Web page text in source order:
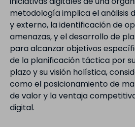
metodología implica el análisis
y externo, la identificación de
amenazas, y el desarrollo de
para alcanzar objetivos
de la planificación táctica por
plazo y su visión holística,
como el posicionamiento de
de valor y la ventaja
digital.